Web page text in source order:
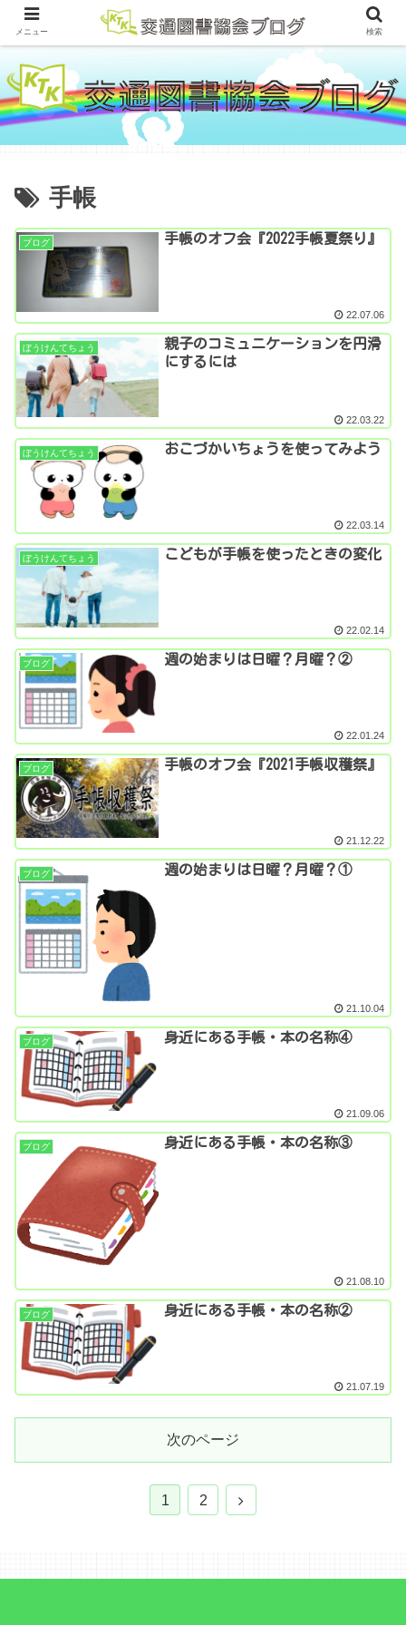
手帳
ブログ 手帳のオフ会『2022手帳夏祭り』
22.07.06
ぼうけんてちょう
親子のコミュニケーションを円滑
にするには
22.03.22
ぼうけんてちょう おこづかいちょうを使ってみよう
22.03.14
ぼうけんてちょう こどもが手帳を使ったときの変化
22.02.14
ブログ 週の始まりは日曜？月曜？②
22.01.24
ブログ 手帳のオフ会『2021手帳収穫祭』
21.12.22
ブログ 週の始まりは日曜？月曜？①
21.10.04
ブログ 身近にある手帳・本の名称④
21.09.06
ブログ 身近にある手帳・本の名称③
21.08.10
ブログ 身近にある手帳・本の名称②
21.07.19
次のページ
1 2
メニュー 検索